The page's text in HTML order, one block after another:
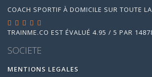
COACH SPORTIF À DOMICILE SUR TOUTE
TRAINME.CO EST ÉVALUÉ 4.95 / 5 PAR
SOCIETE
MENTIONS LEGALES